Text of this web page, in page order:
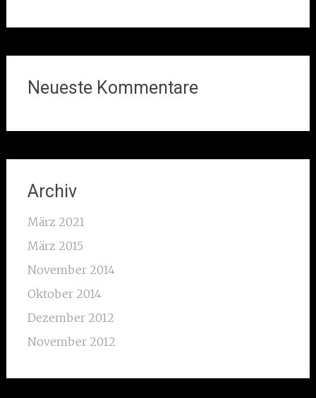
Neueste Kommentare
Archiv
März 2021
März 2015
November 2014
Oktober 2014
Dezember 2012
November 2012